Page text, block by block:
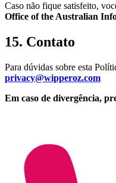
Caso não fique satisfeito,
Office of the Australian
15. Contato
Para dúvidas sobre esta
privacy@wipperoz.com
Em caso de divergência,